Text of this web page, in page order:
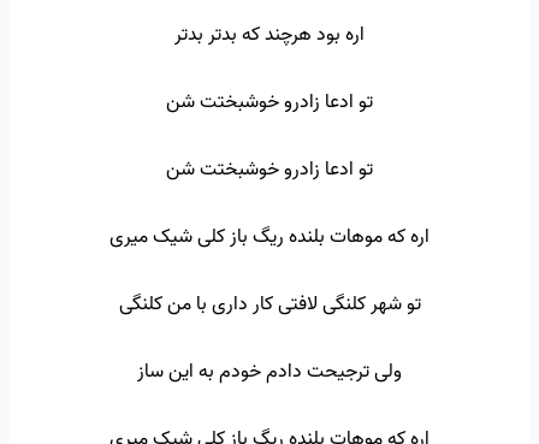
اره بود هرچند که بدتر بدتر
تو ادعا زادرو خوشبختت شن
تو ادعا زادرو خوشبختت شن
اره که موهات بلنده ریگ باز کلی شیک میری
تو شهر کلنگی لافتی کار داری با من کلنگی
ولی ترجیحت دادم خودم به این ساز